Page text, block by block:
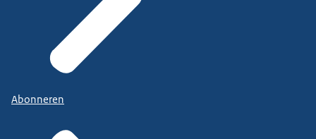
Abonneren